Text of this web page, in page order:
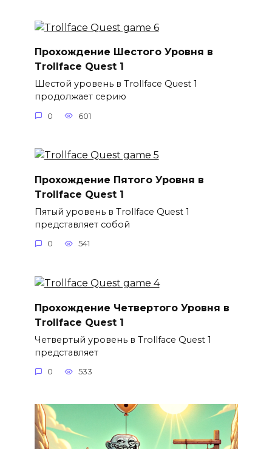
Прохождение Шестого Уровня в
Trollface Quest 1
Шестой уровень в Trollface Quest 1
продолжает серию
0 601
Прохождение Пятого Уровня в
Trollface Quest 1
Пятый уровень в Trollface Quest 1
представляет собой
0 541
Прохождение Четвертого Уровня в
Trollface Quest 1
Четвертый уровень в Trollface Quest 1
представляет
0 533